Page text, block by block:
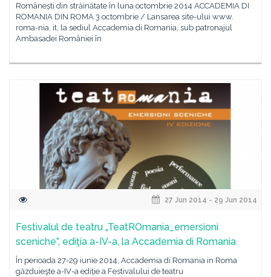
Românești din străinătate în luna octombrie 2014 ACCADEMIA DI
ROMANIA DIN ROMA 3 octombrie / Lansarea site-ului www.
roma-nia. it, la sediul Accademia di Romania, sub patronajul
Ambasadei României în
27 Jun 2014 - 29 Jun 2014
Festivalul de teatru „TeatROmania_emersioni
sceniche”, ediţia a-IV-a, la Accademia di Romania
În perioada 27-29 iunie 2014, Accademia di Romania in Roma
găzduieşte a-IV-a ediție a Festivalului de teatru